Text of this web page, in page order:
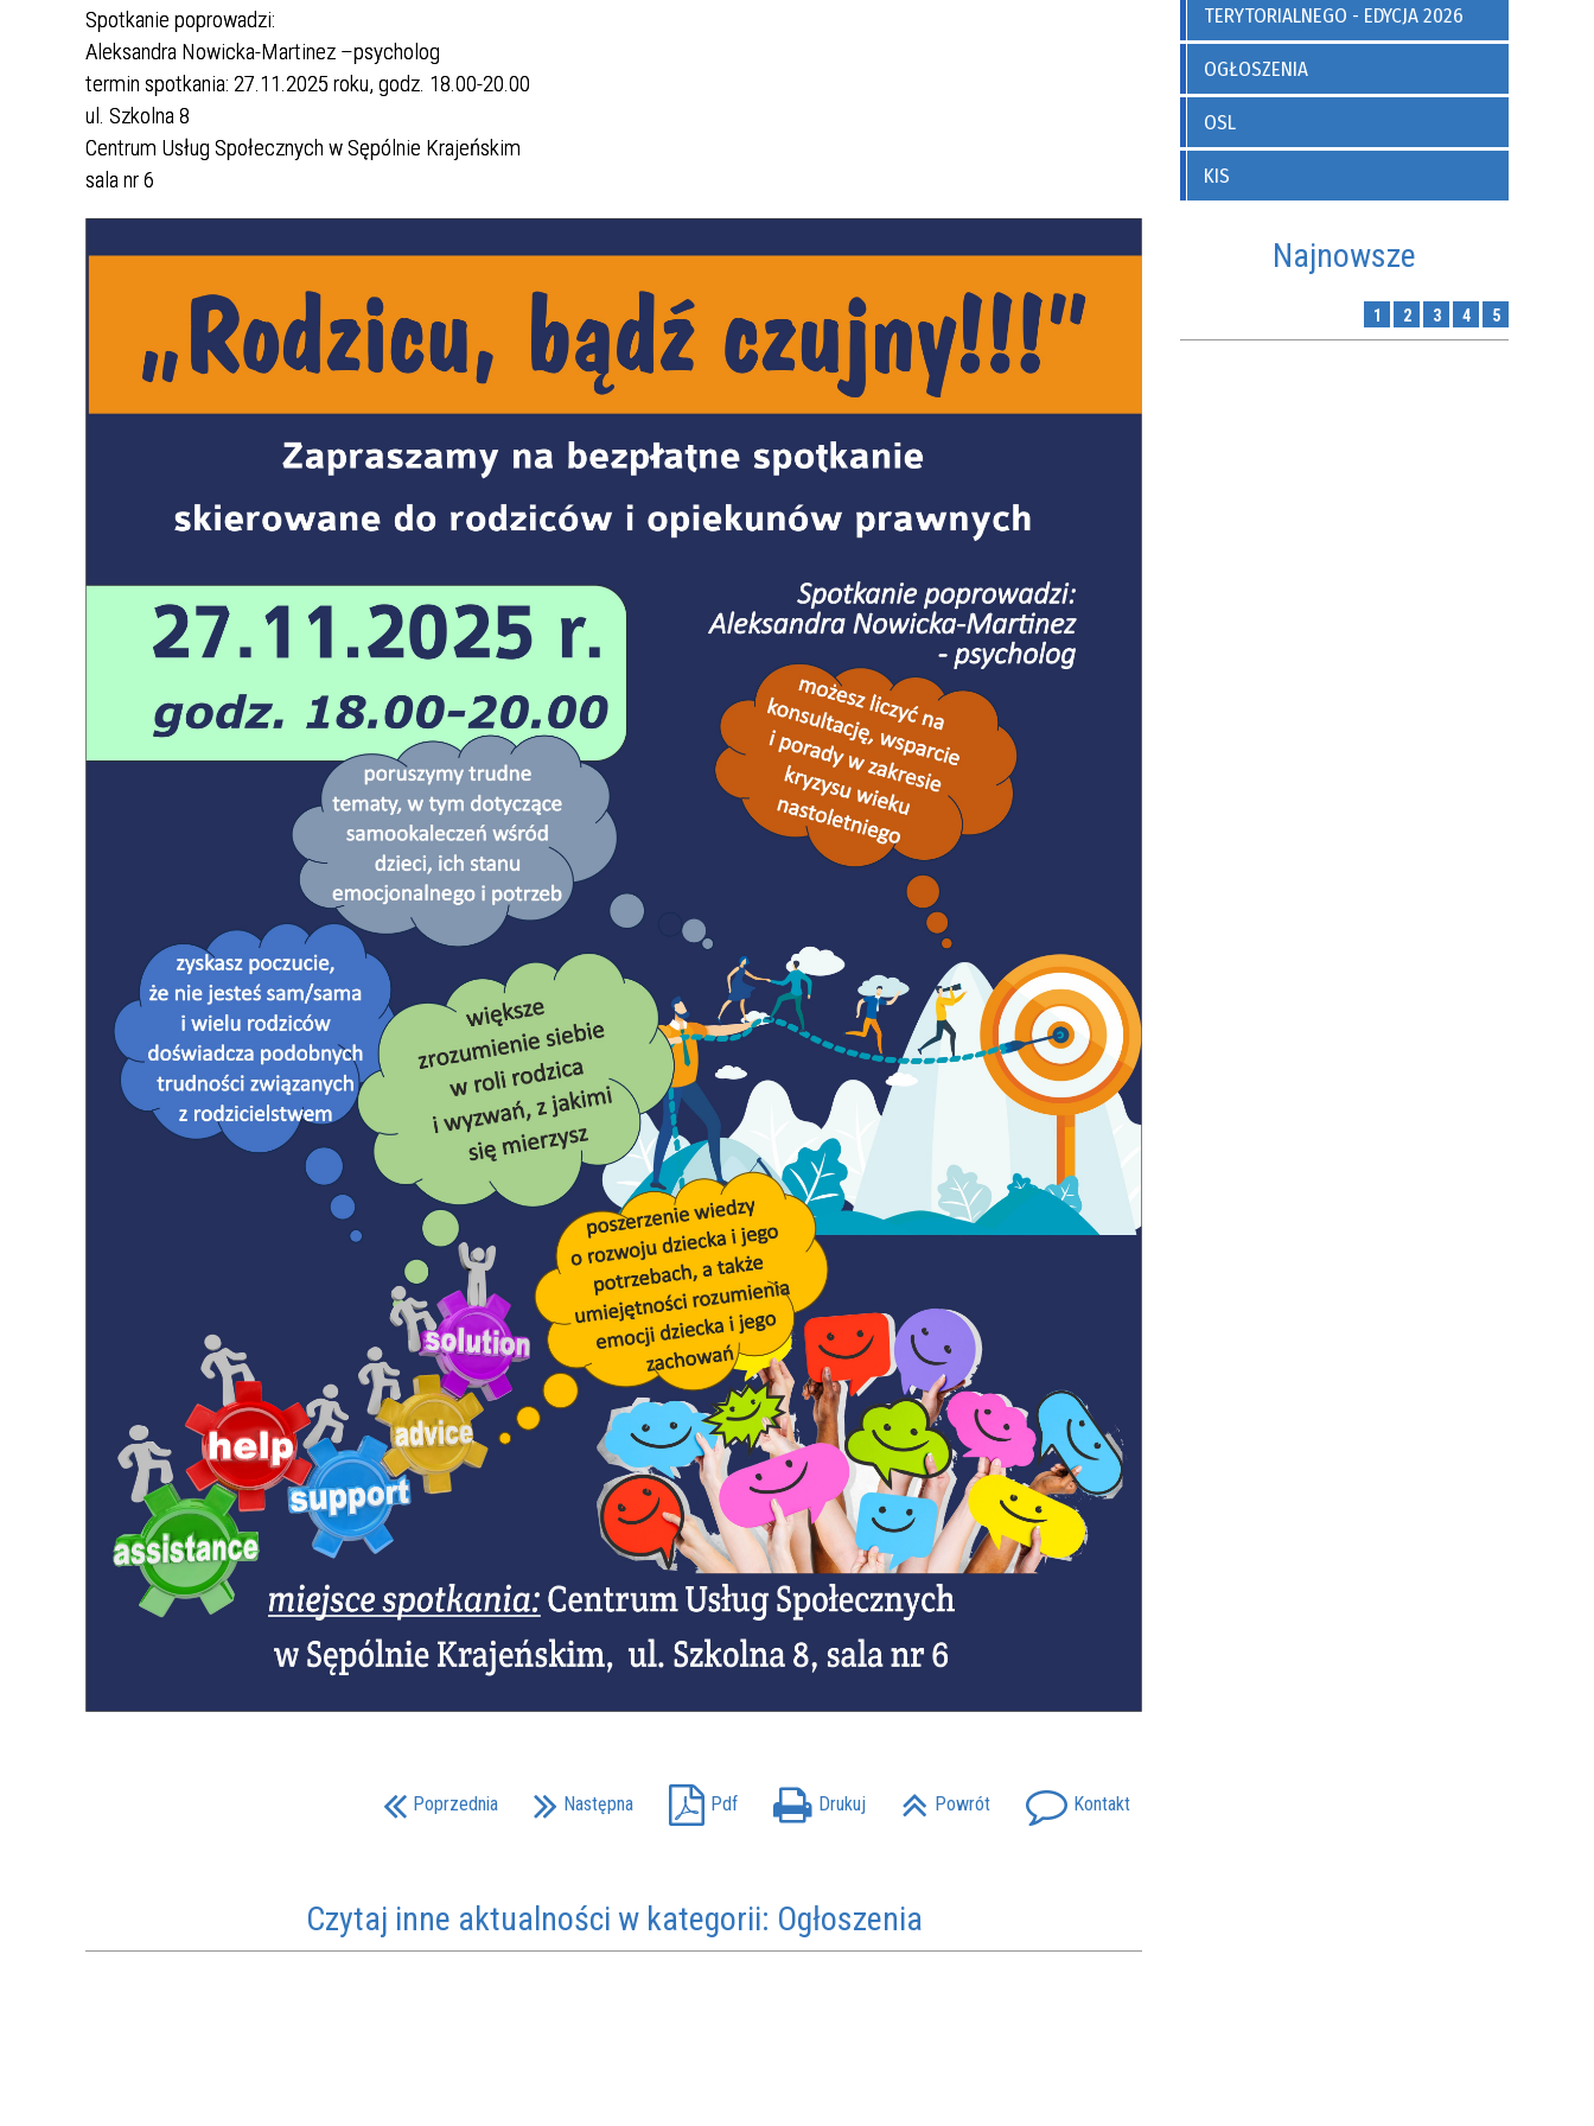
Fundusz Solidarnościowy
Regulaminy
Gminna Komisja ds. Rozwiązywania
Problemów Alkoholowych W Sępólnie
Krajeńskim
Usługi opiekuńcze w miejscu
zamieszkania
Program operacyjny pomoc
żywnościowa 2014-2020
Punkt Interwencji Kryzysowej
TERMINY WYPŁAT ŚWIADCZEŃ
FUNDUSZ ALIMENTACYJNY
DODATKI MIESZKANIOWE
Karta Dużej Rodziny
rehabilitacyjnego
Warsztaty dla opiekunów
faktycznych
Mieszkanie adoptowalne
Spotkanie poprowadzi:
Aleksandra Nowicka-Martinez –psycholog
termin spotkania: 27.11.2025 roku, godz. 18.00-20.00
ul. Szkolna 8
Centrum Usług Społecznych w Sępólnie Krajeńskim
sala nr 6
Poprzednia Następna Pdf Drukuj Powrót Kontakt
Czytaj inne aktualności w kategorii: Ogłoszenia
TERYTORIALNEGO - EDYCJA 2026
OGŁOSZENIA
OSL
KIS
Najnowsze
1 2 3 4 5